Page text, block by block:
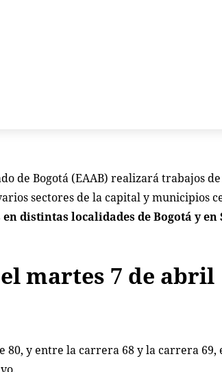
de Bogotá (EAAB) realizará trabajos
sectores de la capital y municipios
distintas localidades de Bogotá y en
martes 7 de abril
80, y entre la carrera 68 y la carrera 69,